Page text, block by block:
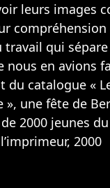
leurs images
qui
nous en avions
du catalogue «
», une fête de
2000 jeunes
2000